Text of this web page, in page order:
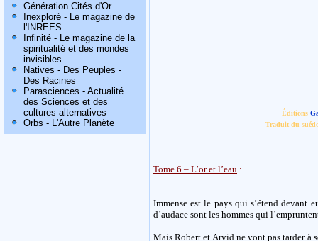
Génération Cités d'Or
Inexploré - Le magazine de
l'INREES
Infinité - Le magazine de la
spiritualité et des mondes
invisibles
Natives - Des Peuples -
Des Racines
Parasciences - Actualité
des Sciences et des
cultures alternatives
Orbs - L'Autre Planète
Éditions
Traduit du
Tome 6 – L’or et l’eau :
Immense est le pays qui s’étend devant
d’audace sont les hommes qui
Mais Robert et Arvid ne vont pas tarder à